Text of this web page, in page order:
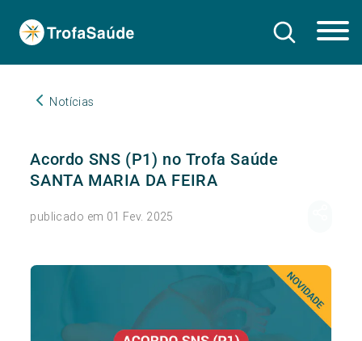
Notícias
Acordo SNS (P1) no Trofa Saúde
SANTA MARIA DA FEIRA
publicado em 01 Fev. 2025